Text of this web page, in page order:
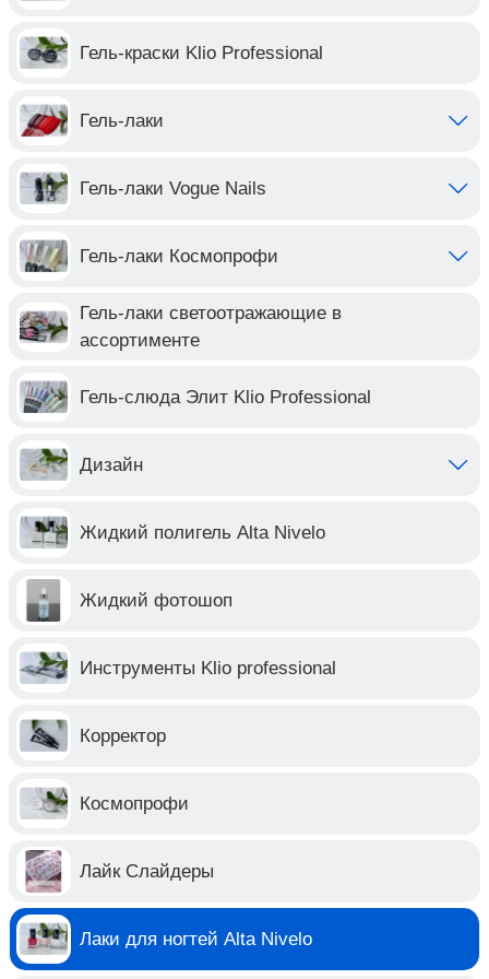
Гель-краски Klio Professional
Гель-лаки
Гель-лаки Vogue Nails
Гель-лаки Космопрофи
Гель-лаки светоотражающие в
ассортименте
Гель-слюда Элит Klio Professional
Дизайн
Жидкий полигель Alta Nivelo
Жидкий фотошоп
Инструменты Klio professional
Корректор
Космопрофи
Лайк Слайдеры
Лаки для ногтей Alta Nivelo